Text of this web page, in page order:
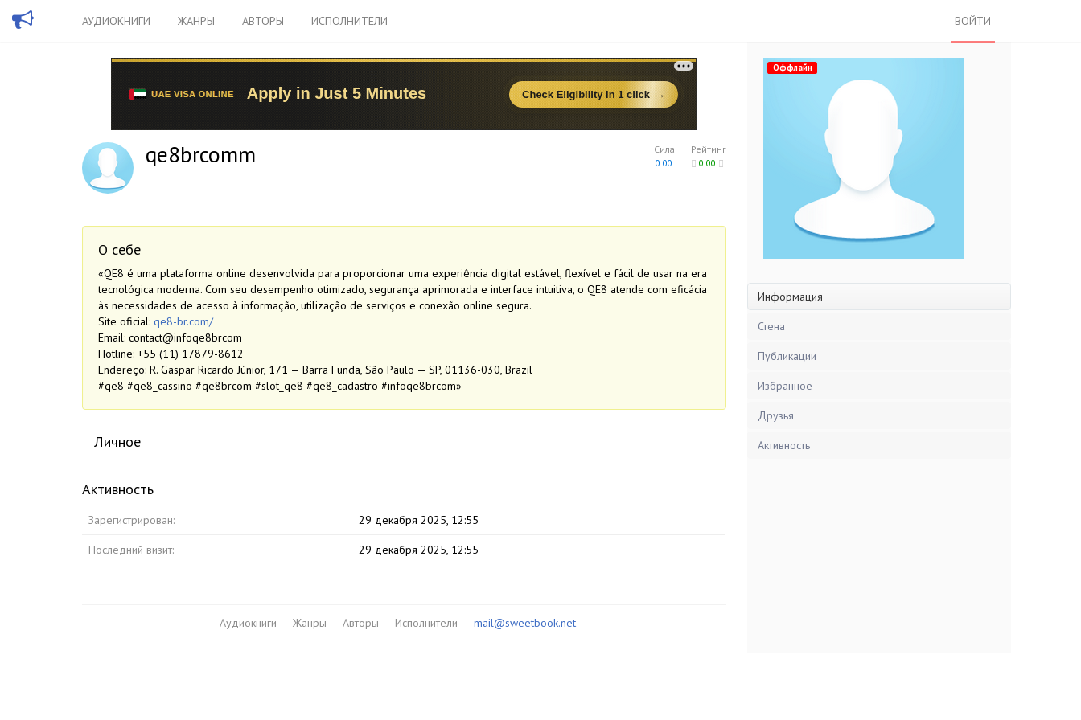
АУДИОКНИГИ ЖАНРЫ АВТОРЫ ИСПОЛНИТЕЛИ ВОЙТИ
Рейтинг
0.00
Сила
0.00
qe8brcomm
О себе
«QE8 é uma plataforma online desenvolvida para proporcionar uma experiência digital estável, flexível e fácil de usar na era
tecnológica moderna. Com seu desempenho otimizado, segurança aprimorada e interface intuitiva, o QE8 atende com eficácia
às necessidades de acesso à informação, utilização de serviços e conexão online segura.
Site oficial: qe8-br.com/
Email: contact@infoqe8brcom
Hotline: +55 (11) 17879-8612
Endereço: R. Gaspar Ricardo Júnior, 171 — Barra Funda, São Paulo — SP, 01136-030, Brazil
#qe8 #qe8_cassino #qe8brcom #slot_qe8 #qe8_cadastro #infoqe8brcom»
Личное
Активность
Зарегистрирован: 29 декабря 2025, 12:55
Последний визит: 29 декабря 2025, 12:55
Аудиокниги Жанры Авторы Исполнители mail@sweetbook.net
Оффлайн
Информация
Стена
Публикации
Избранное
Друзья
Активность